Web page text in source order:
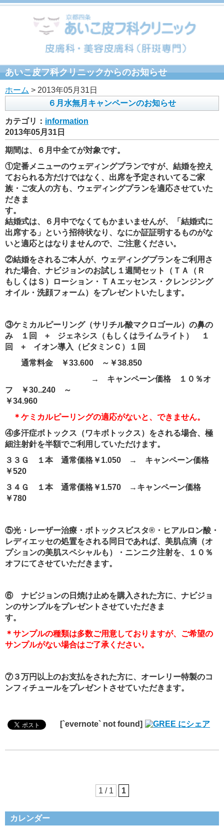
あいこ皮フ科クリニックからのお知らせ
ホーム > 2013年05月31日
６月水無月キャンペーンのお知らせ
カテゴリ： information
2013年05月31日
期間は、６月中全てが対象です。
①定番メニューのウェディングプランですが、結婚を控え
ておられる方だけではなく、出席を予定されいてるご家
族・ご友人の方も、ウェディングプランを適応させていた
だきま
結婚式は、６月中でなくてもかまいませんが、「結婚式に
出席する」という招待状なり、なにか証証明するものがな
いと適応とはなりませんので、ご注意ください。
②結婚をされるご本人が、ウェディングプランをご利用さ
れた場合、ナビジョンのお試し１週間セット（ＴＡ（Ｒ
もしくはＳ）ローション・ＴＡエッセンス・クレンジング
オイル・洗顔フォーム）をプレゼントいたします。
③ケミカルピーリング（サリチル酸マクロゴール）の鼻の
み １回 + ジェネシス（もしくはライムライト） １
回 + イオン導入（ビタミンＣ）１回
通常料金 ￥33.600 ～￥38.850
→ キャンペーン価格 １０％オ
フ ￥30..240 ～
￥
＊ケミカルピーリングの適応がないと、できません。
④多汗症ボトックス（ワキボトックス）をされる場合、極
細注射針を半額でご利用していただけます。
３３Ｇ １本 通常価格￥1.050 → キャンペーン価格
￥520
３４Ｇ １本 通常価格￥1.570 →キャンペーン価格
￥780
⑤光・レーザー治療・ボトックスビスタ®・ヒアルロン酸・
レディエッセの処置をされる同日であれば、美肌点滴（オ
プションの美肌スペシャルも）・ニンニク注射を、１０％
オフにてさせていただきます。
⑥ ナビジョンの日焼け止めを購入された方に、ナビジョ
ンのサンプルをプレゼントさせていただきま
す
＊サンプルの種類は多数ご用意しておりますが、ご希望の
サンプルがない場合はご了承ください。
⑦３万円以上のお支払をされた方に、オーレリー特製のコ
ンフィチュールをプレゼントさせていただきます。
[`evernote` not found]
1 / 1 1
カレンダー